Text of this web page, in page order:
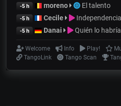
-5 h moreno El talento
-5 h Cecile Independencia
-5 h Danai Quién lo
Welcome Info Play!
TangoLink
Tango Scan